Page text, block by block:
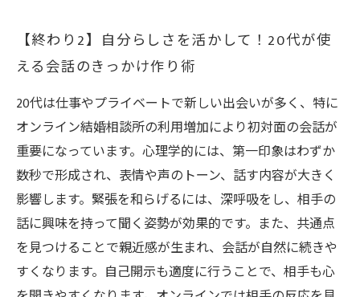
【終わり2】自分らしさを活かして！20代が使
える会話のきっかけ作り術
20代は仕事やプライベートで新しい出会いが多く、特に
オンライン結婚相談所の利用増加により初対面の会話が
重要になっています。心理学的には、第一印象はわずか
数秒で形成され、表情や声のトーン、話す内容が大きく
影響します。緊張を和らげるには、深呼吸をし、相手の
話に興味を持って聞く姿勢が効果的です。また、共通点
を見つけることで親近感が生まれ、会話が自然に続きや
すくなります。自己開示も適度に行うことで、相手も心